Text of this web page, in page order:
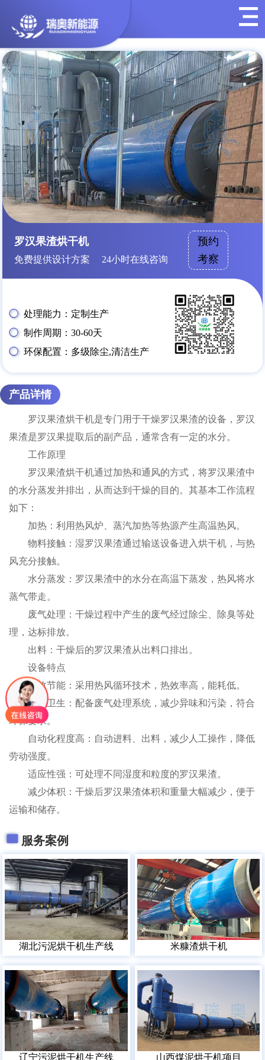
罗汉果渣烘干机
免费提供设计方案 24小时在线咨询
预约
考察
处理能力：定制生产
制作周期：30-60天
环保配置：多级除尘,清洁生产
产品详情
罗汉果渣烘干机是专门用于干燥罗汉果渣的设备，罗汉
果渣是罗汉果提取后的副产品，通常含有一定的水分。
工作原理
罗汉果渣烘干机通过加热和通风的方式，将罗汉果渣中
的水分蒸发并排出，从而达到干燥的目的。其基本工作流程
如下：
加热：利用热风炉、蒸汽加热等热源产生高温热风。
物料接触：湿罗汉果渣通过输送设备进入烘干机，与热
风充分接触。
水分蒸发：罗汉果渣中的水分在高温下蒸发，热风将水
蒸气带走。
废气处理：干燥过程中产生的废气经过除尘、除臭等处
理，达标排放。
出料：干燥后的罗汉果渣从出料口排出。
设备特点
高效节能：采用热风循环技术，热效率高，能耗低。
环保卫生：配备废气处理系统，减少异味和污染，符合
环保要求。
自动化程度高：自动进料、出料，减少人工操作，降低
劳动强度。
适应性强：可处理不同湿度和粒度的罗汉果渣。
减少体积：干燥后罗汉果渣体积和重量大幅减少，便于
运输和储存。
服务案例
湖北污泥烘干机生产线 米糠渣烘干机
辽宁污泥烘干机生产线 山西煤泥烘干机项目